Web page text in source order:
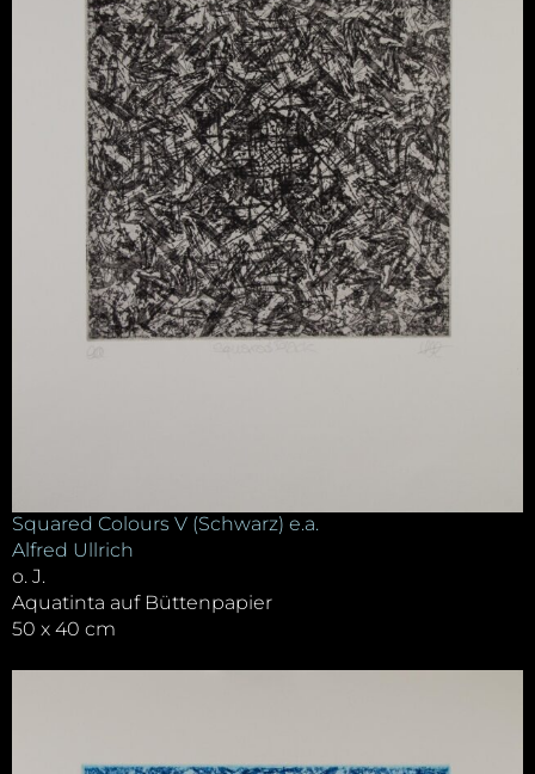
Squared Colours V (Schwarz) e.a.
Alfred Ullrich
o. J.
Aquatinta auf Büttenpapier
50 x 40 cm